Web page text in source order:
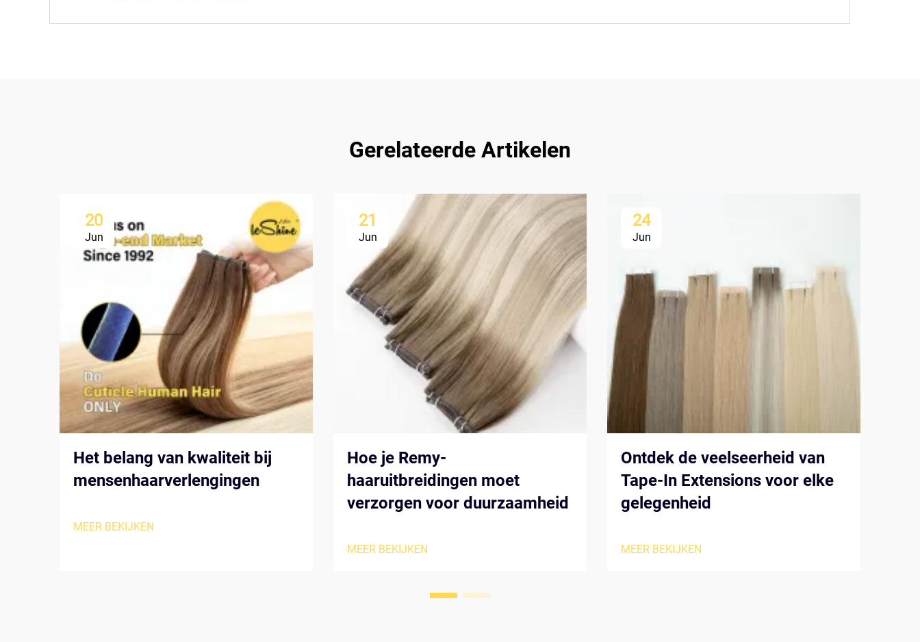
Gerelateerde Artikelen
20
Jun
Het belang van kwaliteit bij
mensenhaarverlengingen
MEER BEKIJKEN
21
Jun
Hoe je Remy-
haaruitbreidingen moet
verzorgen voor duurzaamheid
MEER BEKIJKEN
24
Jun
Ontdek de veelseerheid van
Tape-In Extensions voor elke
gelegenheid
MEER BEKIJKEN